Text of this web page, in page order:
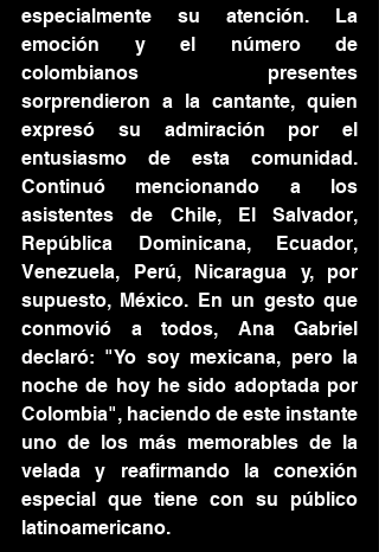
especialmente su atención. La
emoción y el número de
colombianos presentes
sorprendieron a la cantante, quien
expresó su admiración por el
entusiasmo de esta comunidad.
Continuó mencionando a los
asistentes de Chile, El Salvador,
República Dominicana, Ecuador,
Venezuela, Perú, Nicaragua y, por
supuesto, México. En un gesto que
conmovió a todos, Ana Gabriel
declaró: "Yo soy mexicana, pero la
noche de hoy he sido adoptada por
Colombia", haciendo de este instante
uno de los más memorables de la
velada y reafirmando la conexión
especial que tiene con su público
latinoamericano.